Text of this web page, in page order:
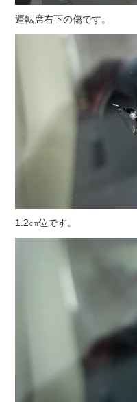
運転席右下の傷です。
1.2㎝位です。